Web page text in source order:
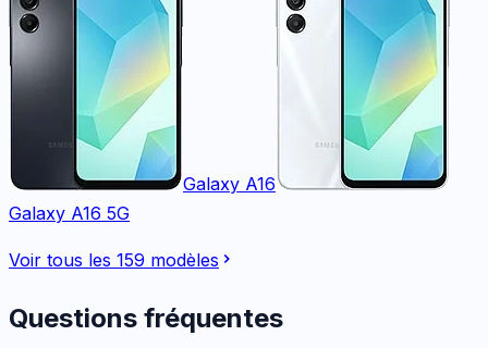
Galaxy A16
Galaxy A16 5G
Voir tous les 159 modèles
Questions fréquentes